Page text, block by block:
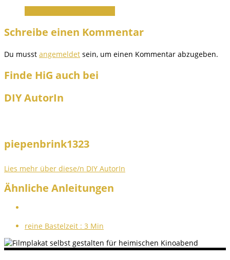
Schreibe einen Kommentar
Du musst angemeldet sein, um einen Kommentar abzugeben.
Finde HiG auch bei
DIY AutorIn
piepenbrink1323
Lies mehr über diese/n DIY AutorIn
Ähnliche Anleitungen
reine Bastelzeit : 3 Min